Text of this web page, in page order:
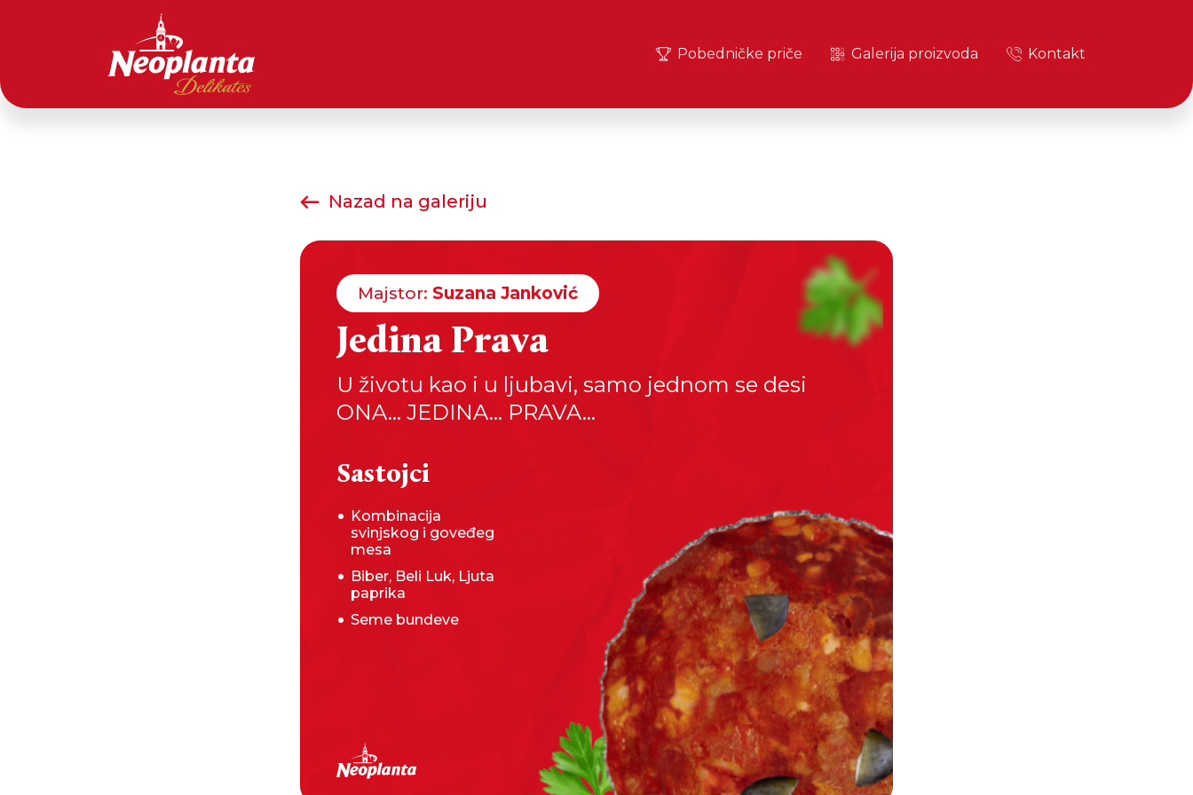
Pobedničke priče Galerija proizvoda Kontakt
Nazad na galeriju
Majstor: Suzana Janković
Jedina Prava
U životu kao i u ljubavi, samo jednom se desi
ONA... JEDINA... PRAVA...
Sastojci
Kombinacija
svinjskog i goveđeg
mesa
Biber, Beli Luk, Ljuta
paprika
Seme bundeve